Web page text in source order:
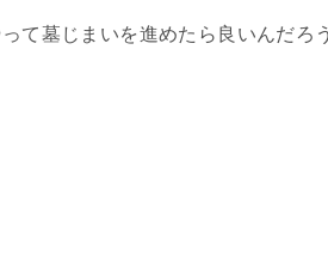
て墓じまいを進めたら良いんだ